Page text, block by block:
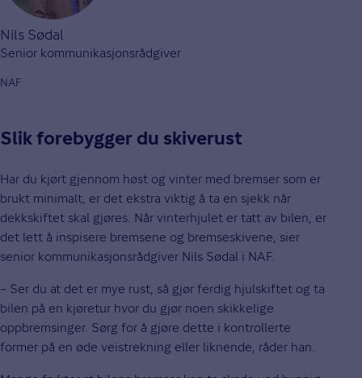
Nils Sødal
Senior kommunikasjonsrådgiver
NAF
Slik forebygger du skiverust
Har du kjørt gjennom høst og vinter med bremser som er
brukt minimalt, er det ekstra viktig å ta en sjekk når
dekkskiftet skal gjøres. Når vinterhjulet er tatt av bilen, er
det lett å inspisere bremsene og bremseskivene, sier
senior kommunikasjonsrådgiver Nils Sødal i NAF.
– Ser du at det er mye rust, så gjør ferdig hjulskiftet og ta
bilen på en kjøretur hvor du gjør noen skikkelige
oppbremsinger. Sørg for å gjøre dette i kontrollerte
former på en øde veistrekning eller liknende, råder han.